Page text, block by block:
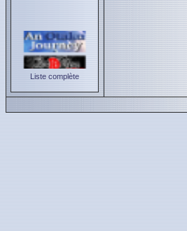
Liste complète